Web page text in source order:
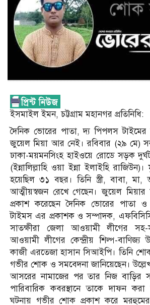
ইসমাইল ইমন, চট্টগ্রাম মহানগর প্রতিনিধি:
দৈনিক ভোরের পাতা, দ্য পিপলস টাইমের
জুয়েল মিয়া আর নেই। রবিবার (২৯ মে)
ঢাকা-ময়মনসিংহ হাইওয়ে রোডে সড়ক
(ইন্নালিল্লাহি ওয়া ইন্না ইলাইহি
হয়েছিল ৩১ বছর। তিনি স্ত্রী, বাবা,
আত্মীয়স্বজন রেখে গেছেন। জুয়েল
প্রকাশ করেছেন দৈনিক ভোরের পাতা
টাইমস এর প্রকাশক ও সম্পাদক,
সাতক্ষীরা জেলা আওয়ামী লীগের সহ-
আওয়ামী লীগের কেন্দ্রীয় শিল্প-
কাজী এরতেজা হাসান সিআইপি। তিনি
গভীর শোক ও সমবেদনা জানিয়েছেন।
আসরের নামাজের পর তার নিজ বাড়ির
পারিবারিক কবরস্থানে তাকে দাফন
ঘটনায় গভীর শোক প্রকাশ করে